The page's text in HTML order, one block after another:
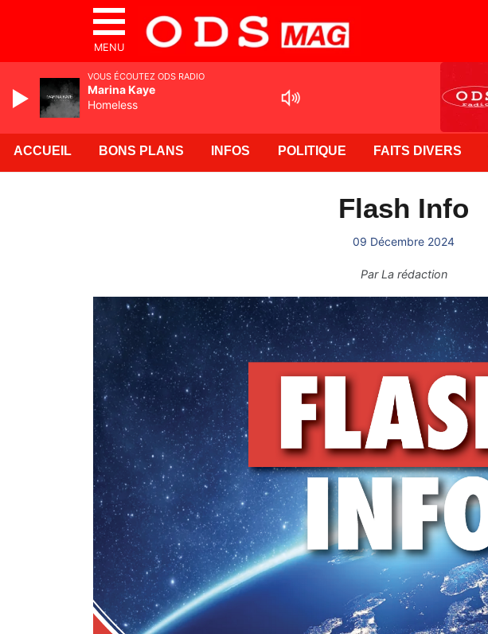
MENU
ACCUEIL BONS PLANS INFOS POLITIQUE FAITS DIVERS
Flash Info
09 Décembre 2024
ParLa rédaction
VOUS ÉCOUTEZ ODS RADIO
Marina Kaye
Homeless